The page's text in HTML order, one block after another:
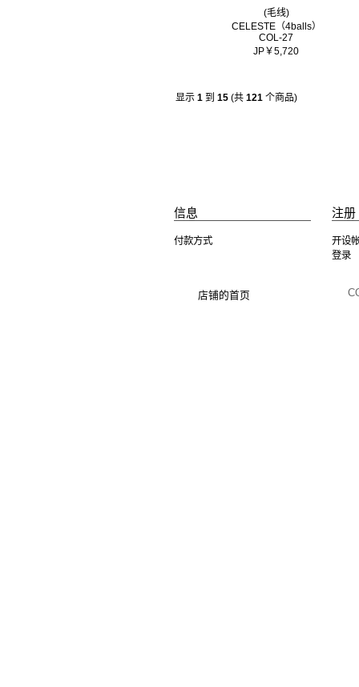
(毛线)
CELESTE（4balls）
COL-27
JP￥5,720
显示 1 到 15 (共 121 个商品)
信息
付款方式
注册
开设
登录
店铺的首页